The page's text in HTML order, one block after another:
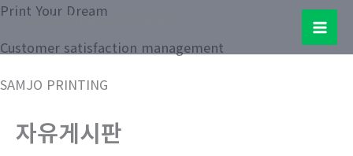
콘
츠
건
Samjo Printing Co. LTD.
Main
Print Your Dream
Customer satisfaction management
SAMJO PRINTING
자유게시판